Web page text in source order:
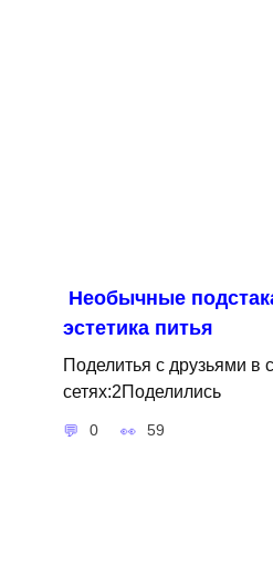
Необычные
эстетика питья
Поделитья с друзьями в
сетях:2Поделились
0 59